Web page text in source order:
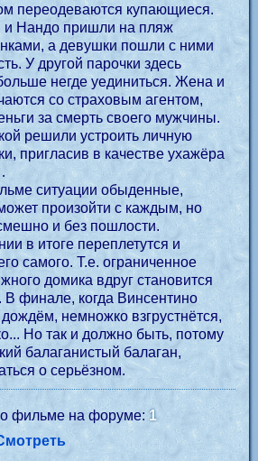
переодеваются купающиеся.
Нандо пришли на пляж
а девушки пошли с ними
У другой парочки здесь
негде уединиться. Жена и
со страховым агентом,
за смерть своего мужчины.
решили устроить личную
пригласив в качестве ухажёра
ситуации обыденные,
произойти с каждым, но
и без пошлости.
в итоге переплетутся и
самого. Т.е. ограниченное
домика вдруг становится
финале, когда Винсентино
немножко взгрустнётся,
Но так и должно быть, потому
балаганистый балаган,
о серьёзном.
фильме на форуме: 1